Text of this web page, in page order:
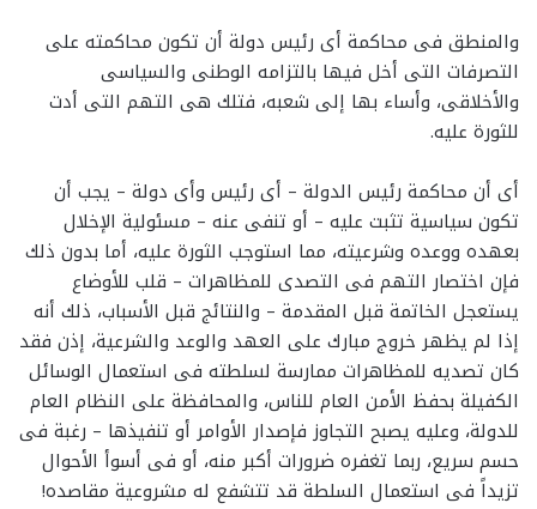
والمنطق فى محاكمة أى رئيس دولة أن تكون محاكمته على
التصرفات التى أخل فيها بالتزامه الوطنى والسياسى
والأخلاقى، وأساء بها إلى شعبه، فتلك هى التهم التى أدت
للثورة عليه.
أى أن محاكمة رئيس الدولة – أى رئيس وأى دولة – يجب أن
تكون سياسية تثبت عليه – أو تنفى عنه – مسئولية الإخلال
بعهده ووعده وشرعيته، مما استوجب الثورة عليه، أما بدون ذلك
فإن اختصار التهم فى التصدى للمظاهرات – قلب للأوضاع
يستعجل الخاتمة قبل المقدمة – والنتائج قبل الأسباب، ذلك أنه
إذا لم يظهر خروج مبارك على العهد والوعد والشرعية، إذن فقد
كان تصديه للمظاهرات ممارسة لسلطته فى استعمال الوسائل
الكفيلة بحفظ الأمن العام للناس، والمحافظة على النظام العام
للدولة، وعليه يصبح التجاوز فإصدار الأوامر أو تنفيذها – رغبة فى
حسم سريع، ربما تغفره ضرورات أكبر منه، أو فى أسوأ الأحوال
تزيداً فى استعمال السلطة قد تتشفع له مشروعية مقاصده!